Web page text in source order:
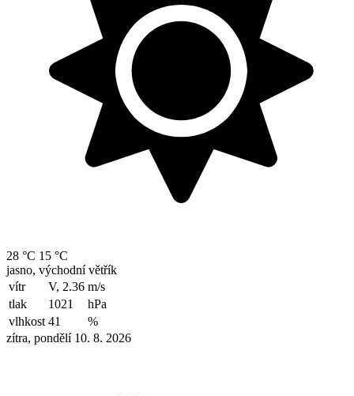
28 °C 15 °C
jasno, východní větřík
vítr
V, 2.36 m/s
tlak
1021
hPa
vlhkost 41
%
zítra, pondělí 10. 8. 2026